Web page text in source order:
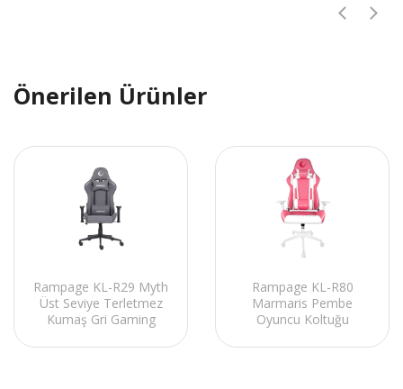
Önerilen Ürünler
Rampage KL-R29 Myth
Üst Seviye Terletmez
Kumaş Gri Gaming
Rampage KL-R80
Marmaris Pembe
Oyuncu Koltuğu